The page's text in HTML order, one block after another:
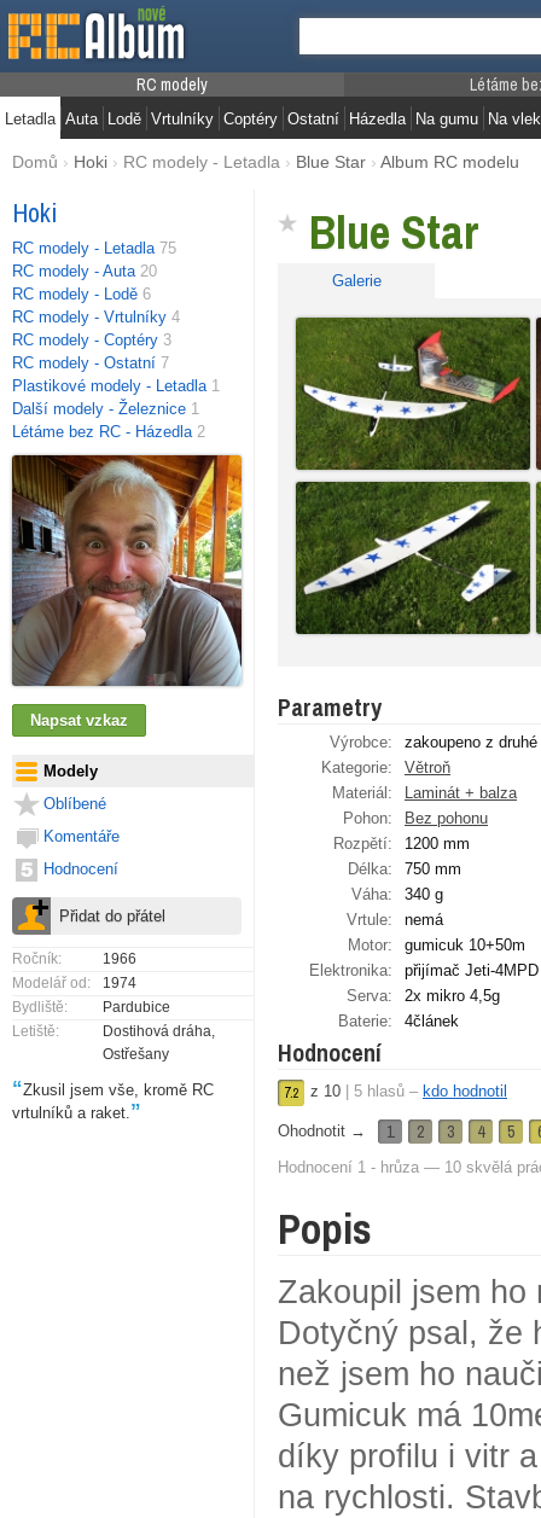
RC modely
Letadla Auta Lodě Vrtulníky Coptéry Ostatní
Létáme
Házedla Na gumu Na vlek
Domů › Hoki › RC modely - Letadla › Blue Star › Album RC modelu
Hoki
RC modely - Letadla 75
RC modely - Auta 20
RC modely - Lodě 6
RC modely - Vrtulníky 4
RC modely - Coptéry 3
RC modely - Ostatní 7
Plastikové modely - Letadla 1
Další modely - Železnice 1
Létáme bez RC - Házedla 2
Modely
Oblíbené
Komentáře
Hodnocení
Ročník:
1966
Modelář od:
1974
Bydliště:
Pardubice
Letiště:
Dostihová dráha,
Ostřešany
“Zkusil jsem vše, kromě RC
vrtulníků a raket.”
Blue Star
Galerie
Parametry
Výrobce:
zakoupeno z
Kategorie:
Větroň
Materiál:
Laminát + balza
Pohon:
Bez pohonu
Rozpětí:
1200 mm
Délka:
750 mm
Váha:
340 g
Vrtule:
nemá
Motor:
gumicuk 10+50m
Elektronika:
přijímač Jeti-4MPD
Serva:
2x mikro 4,5g
Baterie:
4článek
Hodnocení
7.2 z 10 5 hlasů – kdo hodnotil
Ohodnotit → 1 2 3 4 5
Hodnocení 1 - hrůza — 10 skvělá
Popis
Zakoupil jsem ho
Dotyčný psal, že
než jsem ho
Gumicuk má
díky profilu i vitr
na rychlosti.